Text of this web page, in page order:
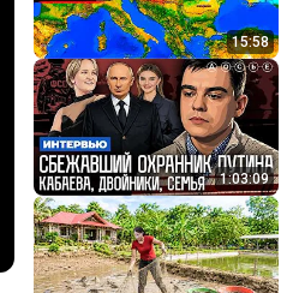
15:58
1:03:09